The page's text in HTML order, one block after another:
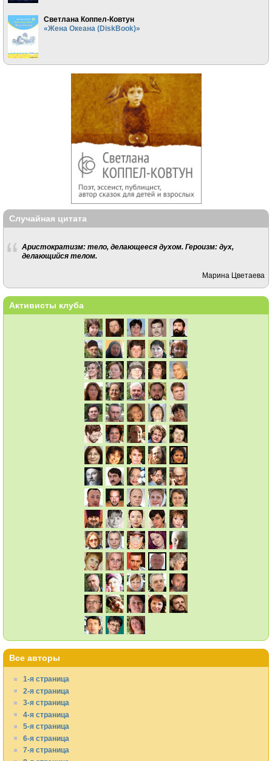
Светлана Коппел-Ковтун
«Жена Океана (DiskBook)»
Случайная цитата
Аристократизм: тело, делающееся духом. Героизм: дух,
делающийся телом.
Марина Цветаева
Активисты клуба
Все авторы
1-я страница
2-я страница
3-я страница
4-я страница
5-я страница
6-я страница
7-я страница